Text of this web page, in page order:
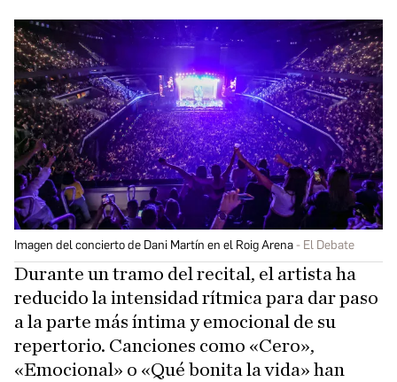
Imagen del concierto de Dani Martín en el Roig Arena El Debate
Durante un tramo del recital, el artista ha
reducido la intensidad rítmica para dar paso
a la parte más íntima y emocional de su
repertorio. Canciones como «Cero»,
«Emocional» o «Qué bonita la vida» han